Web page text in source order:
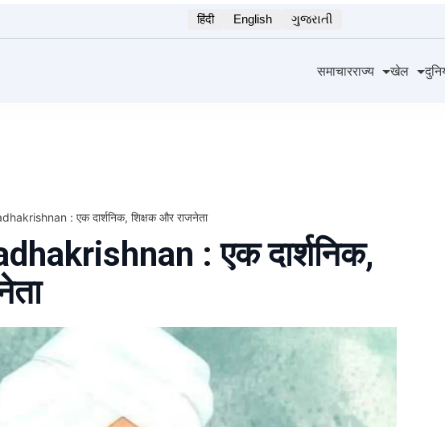
हिंदी English ગુજરાતી
समाचारराज्य खेल
: एक दार्शनिक, शिक्षक और राजनेता
: एक दार्शनिक,